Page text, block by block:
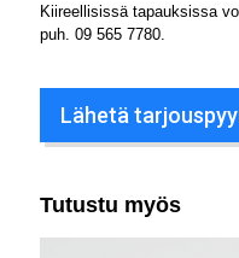
Kiireellisissä tapauksissa
puh. 09 565 7780
Lähetä
Tutustu myös